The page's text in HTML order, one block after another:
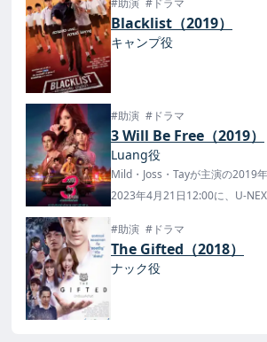
#助演 #ドラマ
Blacklist（2019）
キャンプ役
#助演 #ドラマ
3 Will Be Free（2019）
Luang役
Mild・Joss・Tayが主演の2019
2023年4月21日12:00に、U-
#助演 #ドラマ
The Gifted（2018）
ナック役